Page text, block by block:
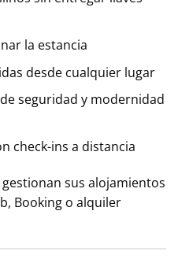
la estancia
desde cualquier lugar
seguridad y modernidad
check-ins a distancia
sus alojamientos
Booking o alquiler